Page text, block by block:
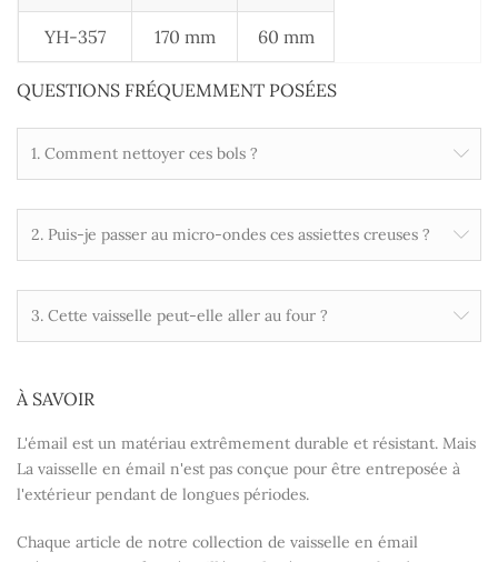
YH-357 170 mm 60 mm
QUESTIONS FRÉQUEMMENT POSÉES
1. Comment nettoyer ces bols ?
2. Puis-je passer au micro-ondes ces assiettes creuses ?
3. Cette vaisselle peut-elle aller au four ?
À SAVOIR
L'émail est un matériau extrêmement durable et résistant. Mais
La vaisselle en émail n'est pas conçue pour être entreposée à
l'extérieur pendant de longues périodes.
Chaque article de notre collection de vaisselle en émail